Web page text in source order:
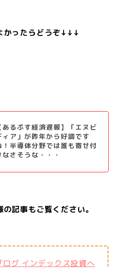
かったらどうぞ↓↓↓
あるぷす経済遅報】「エヌビ
ィア」が昨年から好調です
！半導体分野では誰も寄せ付
なさそうな・・・
記事もご覧ください。